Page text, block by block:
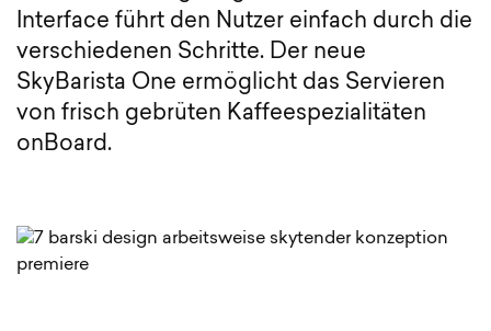
Interface führt den Nutzer einfach durch die
verschiedenen Schritte. Der neue
SkyBarista One ermöglicht das Servieren
von frisch gebrüten Kaffeespezialitäten
onBoard.